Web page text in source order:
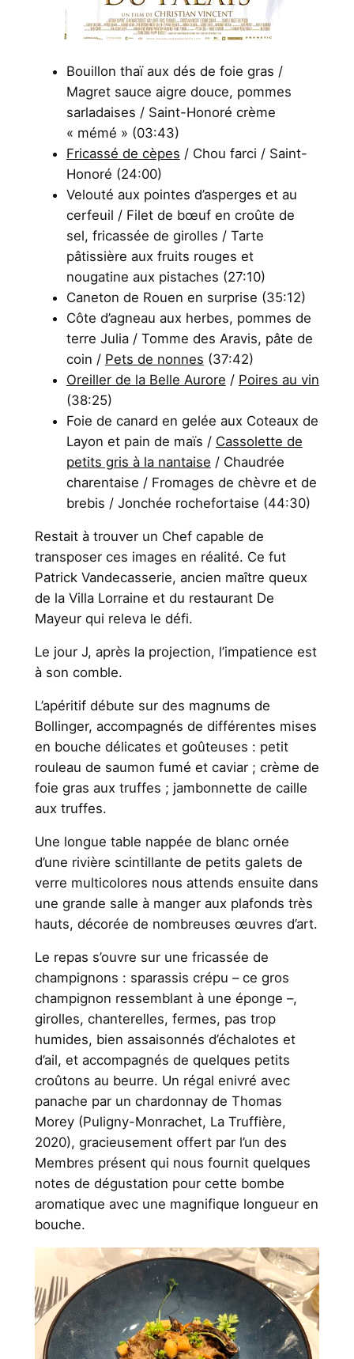
Bouillon thaï aux dés de foie gras /
Magret sauce aigre douce, pommes
sarladaises / Saint-Honoré crème
« mémé » (03:43)
Fricassé de cèpes / Chou farci / Saint-
Honoré (24:00)
Velouté aux pointes d’asperges et au
cerfeuil / Filet de bœuf en croûte de
sel, fricassée de girolles / Tarte
pâtissière aux fruits rouges et
nougatine aux pistaches (27:10)
Caneton de Rouen en surprise (35:12)
Côte d’agneau aux herbes, pommes de
terre Julia / Tomme des Aravis, pâte de
coin / Pets de nonnes (37:42)
Oreiller de la Belle Aurore / Poires au vin
(38:25)
Foie de canard en gelée aux Coteaux de
Layon et pain de maïs / Cassolette de
petits gris à la nantaise / Chaudrée
charentaise / Fromages de chèvre et de
brebis / Jonchée rochefortaise (44:30)
Restait à trouver un Chef capable de
transposer ces images en réalité. Ce fut
Patrick Vandecasserie, ancien maître queux
de la Villa Lorraine et du restaurant De
Mayeur qui releva le défi.
Le jour J, après la projection, l’impatience est
à son comble.
L’apéritif débute sur des magnums de
Bollinger, accompagnés de différentes mises
en bouche délicates et goûteuses : petit
rouleau de saumon fumé et caviar ; crème de
foie gras aux truffes ; jambonnette de caille
aux truffes.
Une longue table nappée de blanc ornée
d’une rivière scintillante de petits galets de
verre multicolores nous attends ensuite dans
une grande salle à manger aux plafonds très
hauts, décorée de nombreuses œuvres d’art.
Le repas s’ouvre sur une fricassée de
champignons : sparassis crépu – ce gros
champignon ressemblant à une éponge –,
girolles, chanterelles, fermes, pas trop
humides, bien assaisonnés d’échalotes et
d’ail, et accompagnés de quelques petits
croûtons au beurre. Un régal enivré avec
panache par un chardonnay de Thomas
Morey (Puligny-Monrachet, La Truffière,
2020), gracieusement offert par l’un des
Membres présent qui nous fournit quelques
notes de dégustation pour cette bombe
aromatique avec une magnifique longueur en
bouche.